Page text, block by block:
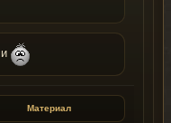
Материал